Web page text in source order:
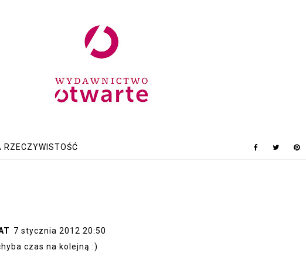
RZECZYWISTOŚĆ
7 stycznia 2012 20:50
czas na kolejną :)